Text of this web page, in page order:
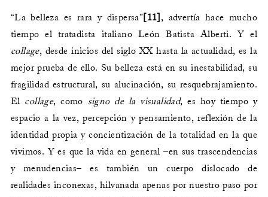
“La belleza es rara y dispersa” [11] , advertía hace mucho
tiempo el tratadista italiano León Batista Alberti. Y el
collage, desde inicios del siglo XX hasta la actualidad, es la
mejor prueba de ello. Su belleza está en su inestabilidad, su
fragilidad estructural, su alucinación, su resquebrajamiento.
El collage, como signo de la visualidad, es hoy tiempo y
espacio a la vez, percepción y pensamiento, reflexión de la
identidad propia y concientización de la totalidad en la que
vivimos. Y es que la vida en general –en sus trascendencias
y menudencias– es también un cuerpo dislocado de
realidades inconexas, hilvanada apenas por nuestro paso por